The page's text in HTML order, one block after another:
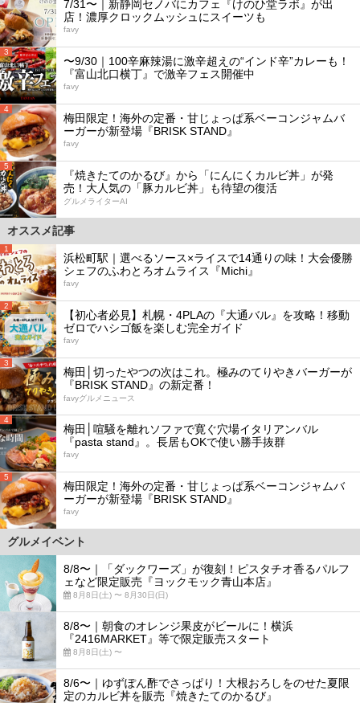
7/31〜｜新静岡セノバにカフェ『けのひ堂ラボ』が出
店！濃厚クロックムッシュにスイーツも
favy
3
〜9/30｜100辛麻辣湯に激辛超えの“インド辛”カレーも！
『富山北口横丁』で激辛フェス開催中
favy
4
梅田限定！海外の定番・甘じょっぱ系ベーコンジャムバ
ーガーが新登場『BRISK STAND』
favy
5
『焼きたてのかるび』から「にんにくカルビ丼」が発
売！大人気の「豚カルビ丼」も待望の復活
グルメライターAI
オススメ記事
1
浜松町駅｜選べるソース×ライスで14通りの味！大会優勝
シェフのふわとろオムライス『Michi』
favy
2
【初心者必見】札幌・4PLAの『大通バル』を攻略！移動
ゼロでハシゴ飯を楽しむ完全ガイド
favy
3
梅田│切ったやつの次はこれ。極みのてりやきバーガーが
『BRISK STAND』の新定番！
favyグルメニュース
4
梅田│喧騒を離れソファで寛ぐ穴場イタリアンバル
『pasta stand』。長居もOKで使い勝手抜群
favy
5
梅田限定！海外の定番・甘じょっぱ系ベーコンジャムバ
ーガーが新登場『BRISK STAND』
favy
グルメイベント
8/8〜｜「ダックワーズ」が復刻！ピスタチオ香るパルフ
ェなど限定販売『ヨックモック青山本店』
8月8日(土) 〜 8月30日(日)
8/8〜｜朝食のオレンジ果皮がビールに！横浜
『2416MARKET』等で限定販売スタート
8月8日(土) 〜
8/6〜｜ゆずぽん酢でさっぱり！大根おろしをのせた夏限
定のカルビ丼を販売『焼きたてのかるび』